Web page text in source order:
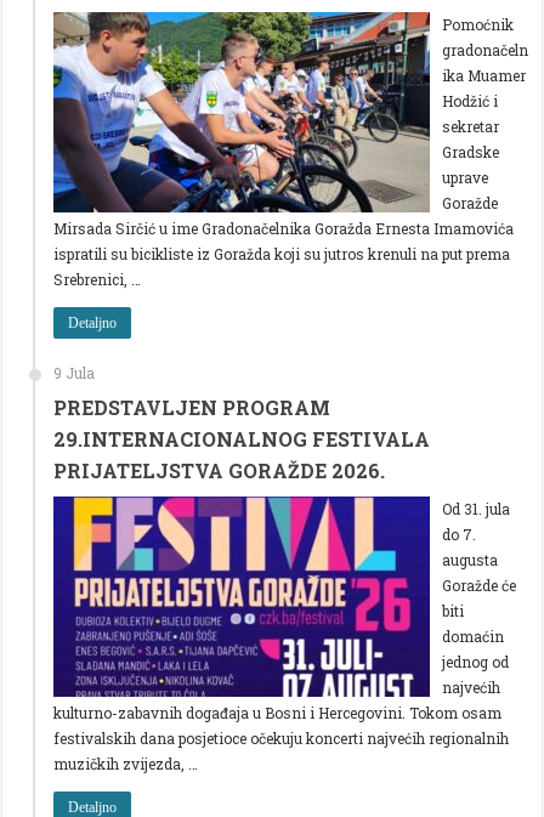
Pomoćnik
gradonačeln
ika Muamer
Hodžić i
sekretar
Gradske
uprave
Goražde
Mirsada Sirčić u ime Gradonačelnika Goražda Ernesta Imamovića
ispratili su bicikliste iz Goražda koji su jutros krenuli na put prema
Srebrenici, …
Detaljno
9 Jula
PREDSTAVLJEN PROGRAM
29.INTERNACIONALNOG FESTIVALA
PRIJATELJSTVA GORAŽDE 2026.
Od 31. jula
do 7.
augusta
Goražde će
biti
domaćin
jednog od
najvećih
kulturno-zabavnih događaja u Bosni i Hercegovini. Tokom osam
festivalskih dana posjetioce očekuju koncerti najvećih regionalnih
muzičkih zvijezda, …
Detaljno